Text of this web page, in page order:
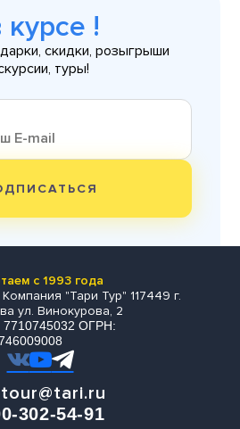
курсе !
скидки, розыгрыши
туры!
с 1993 года
"Тари Тур" 117449 г.
ул. Винокурова, 2
ОГРН:
302-54-91